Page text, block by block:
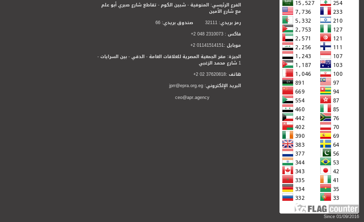
Since 01/09/2016
الفرع الرئيسي: المنوفية - شبين الكوم - تقاطع شارع صبري أبو علم
مع شارع الأمين
رمز بريدي: 32111 صندوق بريدي: 66
فاكس : 2310073 048 2+
موبايل :01141514151 2+
الجيزة: مقر الجمعية المصرية للعلاقات العامة - الدقي - بين السرايات -
1 شارع محمد الزغبي
هاتف :37620818 02 2+
البريد الإلكتروني: jprr@epra.org.eg